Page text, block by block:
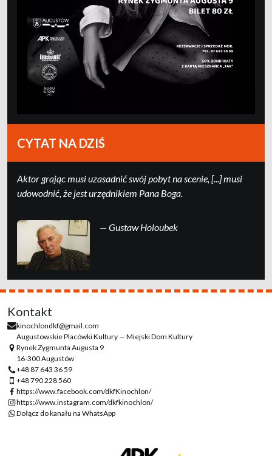
CYTAT NA DZIŚ
Ak­tor grając mu­si uza­sad­nić swój po­byt na sce­nie, [...] mu­si
udo­wod­nić, że jest urzędni­kiem Pa­na Boga.
— Gustaw Holoubek
Kontakt
kinochlondkf@gmail.com
Augustowskie Placówki Kultury — Miejski Dom Kultury
Rynek Zygmunta Augusta 9
16-300 Augustów
+48 87 643 36 59
+48 790 228 560
https://www.facebook.com/dkfKinochlon/
https://www.instagram.com/dkfkinochlon/
Dołącz do kanału na WhatsApp